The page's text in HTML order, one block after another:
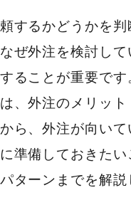
するかどうかを判
ぜ外注を検討して
ることが重要です
、外注のメリット
ら、外注が向いて
準備しておきたい
ターンまでを解説